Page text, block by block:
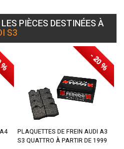
PIÈCES DESTINÉES À
S3
- 20 %
PLAQUETTES DE FREIN AUDI A3
S3 QUATTRO À PARTIR DE 1999